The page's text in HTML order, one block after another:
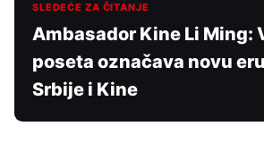
SLEDEĆE ZA ČITANJE
Ambasador Kine Li Ming:
poseta označava novu
Srbije i Kine